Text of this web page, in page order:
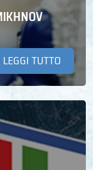
LEGGI TUTTO